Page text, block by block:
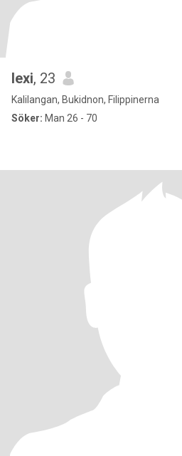
lexi, 23
Kalilangan, Bukidnon, Filippinerna
Söker: Man 26 - 70